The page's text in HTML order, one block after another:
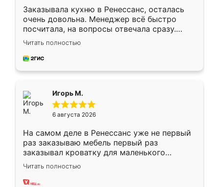
Заказывала кухню в Ренессанс, осталась
очень довольна. Менеджер всё быстро
посчитала, на вопросы отвечала сразу.
Замерщик приехал в субботу, подошёл к
делу со всей ответственностью. Собрали
за день, ребята работали аккуратно, даже
Читать полностью
Игорь М.
6 августа 2026
На самом деле в Ренессанс уже не первый
раз заказываю мебель первый раз
заказывал кроватку для маленького
ребёнка при его рождении ,во второй раз
заказал шкаф-купе. По качеству очень
хорошее сборка достаточно быстрая,
Читать полностью